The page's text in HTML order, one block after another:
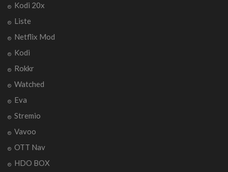
Kodi 20x
Liste
Netflix Mod
Kodi
Rokkr
Watched
Eva
Stremio
Vavoo
OTT Nav
HDO BOX